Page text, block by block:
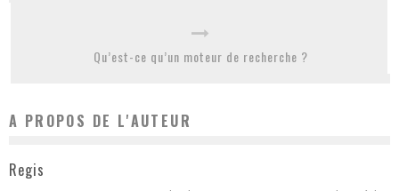
Qu’est-ce qu’un moteur de recherche ?
A PROPOS DE L'AUTEUR
Regis